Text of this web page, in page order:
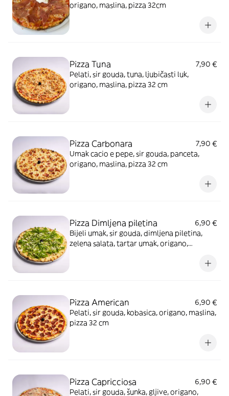
origano, maslina, pizza 32cm
Pizza Tuna
7,90 €
Pelati, sir gouda, tuna, ljubičasti luk,
origano, maslina, pizza 32 cm
Pizza Carbonara
7,90 €
Umak cacio e pepe, sir gouda, panceta,
origano, maslina, pizza 32 cm
Pizza Dimljena piletina
6,90 €
Bijeli umak, sir gouda, dimljena piletina,
zelena salata, tartar umak, origano,
Pizza American
6,90 €
Pelati, sir gouda, kobasica, origano, maslina,
pizza 32 cm
Pizza Capricciosa
6,90 €
Pelati, sir gouda, šunka, gljive, origano,